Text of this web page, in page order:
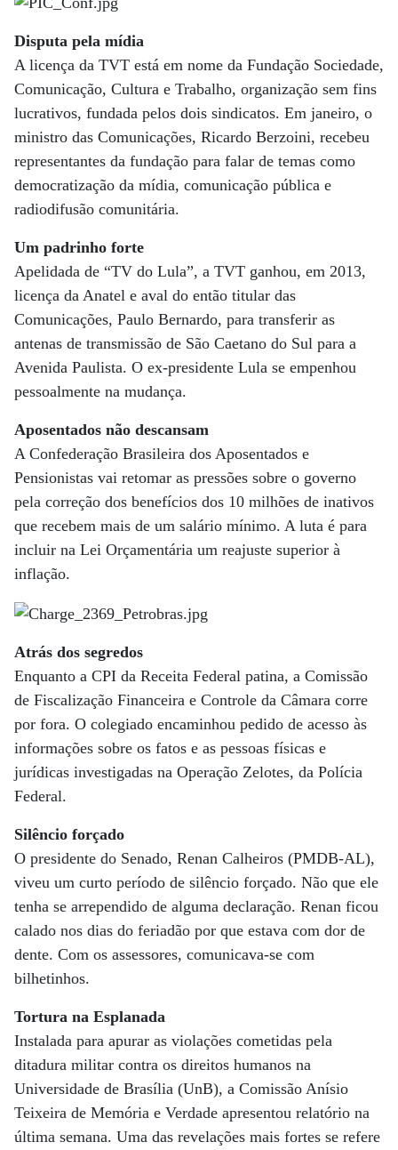
Disputa pela mídia
A licença da TVT está em nome da Fundação Sociedade,
Comunicação, Cultura e Trabalho, organização sem fins
lucrativos, fundada pelos dois sindicatos. Em janeiro, o
ministro das Comunicações, Ricardo Berzoini, recebeu
representantes da fundação para falar de temas como
democratização da mídia, comunicação pública e
radiodifusão comunitária.
Um padrinho forte
Apelidada de “TV do Lula”, a TVT ganhou, em 2013,
licença da Anatel e aval do então titular das
Comunicações, Paulo Bernardo, para transferir as
antenas de transmissão de São Caetano do Sul para a
Avenida Paulista. O ex-presidente Lula se empenhou
pessoalmente na mudança.
Aposentados não descansam
A Confederação Brasileira dos Aposentados e
Pensionistas vai retomar as pressões sobre o governo
pela correção dos benefícios dos 10 milhões de inativos
que recebem mais de um salário mínimo. A luta é para
incluir na Lei Orçamentária um reajuste superior à
inflação.
Atrás dos segredos
Enquanto a CPI da Receita Federal patina, a Comissão
de Fiscalização Financeira e Controle da Câmara corre
por fora. O colegiado encaminhou pedido de acesso às
informações sobre os fatos e as pessoas físicas e
jurídicas investigadas na Operação Zelotes, da Polícia
Federal.
Silêncio forçado
O presidente do Senado, Renan Calheiros (PMDB-AL),
viveu um curto período de silêncio forçado. Não que ele
tenha se arrependido de alguma declaração. Renan ficou
calado nos dias do feriadão por que estava com dor de
dente. Com os assessores, comunicava-se com
bilhetinhos.
Tortura na Esplanada
Instalada para apurar as violações cometidas pela
ditadura militar contra os direitos humanos na
Universidade de Brasília (UnB), a Comissão Anísio
Teixeira de Memória e Verdade apresentou relatório na
última semana. Uma das revelações mais fortes se refere